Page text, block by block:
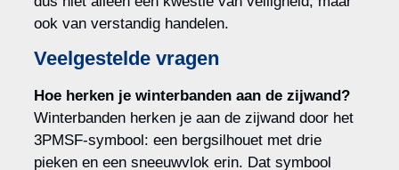
ook van verstandig handelen.
Veelgestelde vragen
Hoe herken je winterbanden aan de zijwand?
Winterbanden herken je aan de zijwand door het
3PMSF-symbool: een bergsilhouet met drie
pieken en een sneeuwvlok erin. Dat symbool